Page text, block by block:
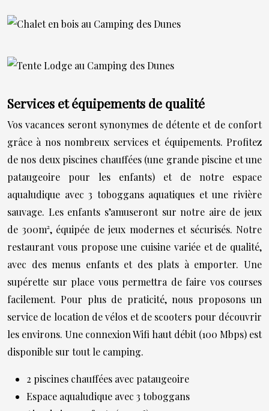
Services et équipements de qualité
Vos vacances seront synonymes de détente et de confort
grâce à nos nombreux services et équipements. Profitez
de nos deux piscines chauffées (une grande piscine et une
pataugeoire pour les enfants) et de notre espace
aqualudique avec 3 toboggans aquatiques et une rivière
sauvage. Les enfants s’amuseront sur notre aire de jeux
de 300m², équipée de jeux modernes et sécurisés. Notre
restaurant vous propose une cuisine variée et de qualité,
avec des menus enfants et des plats à emporter. Une
supérette sur place vous permettra de faire vos courses
facilement. Pour plus de praticité, nous proposons un
service de location de vélos et de scooters pour découvrir
les environs. Une connexion Wifi haut débit (100 Mbps) est
disponible sur tout le camping.
2 piscines chauffées avec pataugeoire
Espace aqualudique avec 3 toboggans